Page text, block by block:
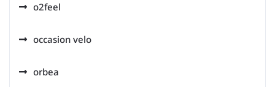
o2feel
occasion velo
orbea